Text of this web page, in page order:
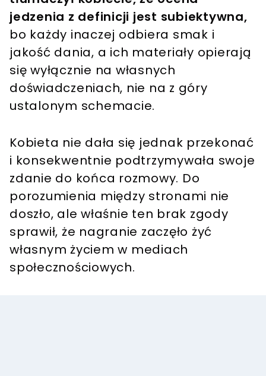
jedzenia z definicji jest subiektywna,
bo każdy inaczej odbiera smak i
jakość dania, a ich materiały opierają
się wyłącznie na własnych
doświadczeniach, nie na z góry
ustalonym schemacie.
Kobieta nie dała się jednak przekonać
i konsekwentnie podtrzymywała swoje
zdanie do końca rozmowy. Do
porozumienia między stronami nie
doszło, ale właśnie ten brak zgody
sprawił, że nagranie zaczęło żyć
własnym życiem w mediach
społecznościowych.